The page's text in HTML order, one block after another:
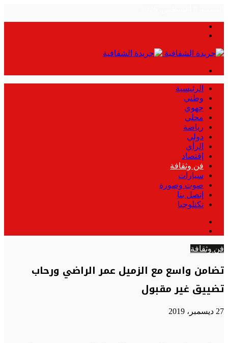
الرئيسية
وطني
جهوي
محلي
رياضة
دولي
الرأي
إقتصاد
فن وثقافة
سيارات
صوت وصورة
إتصل بنا
تكنلوجيا
فن وثقافة
تضامن واسع مع الزميل عمر الراضي ورحاب
تضييق غير مقبول
27 ديسمبر، 2019